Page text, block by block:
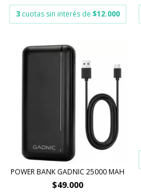
3 cuotas sin interés de $12.000
POWER BANK GADNIC 25000 MAH
$49.000